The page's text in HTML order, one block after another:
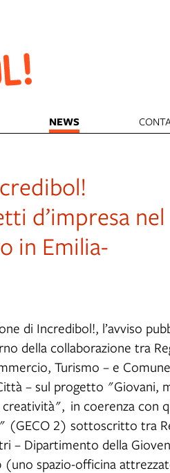
NEWS
d’impresa nel
in Emilia-
di Incredibol!, l’avviso
della collaborazione tra
Turismo – e
– sul progetto "Giovani,
in coerenza con
(GECO 2) sottoscritto tra
– Dipartimento della
spazio-officina